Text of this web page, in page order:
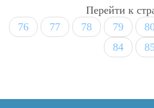
Перейти к
76
77 78 79
84